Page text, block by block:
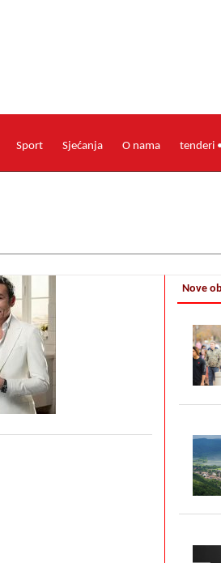
Sport Sjećanja O nama tenderi
Nove